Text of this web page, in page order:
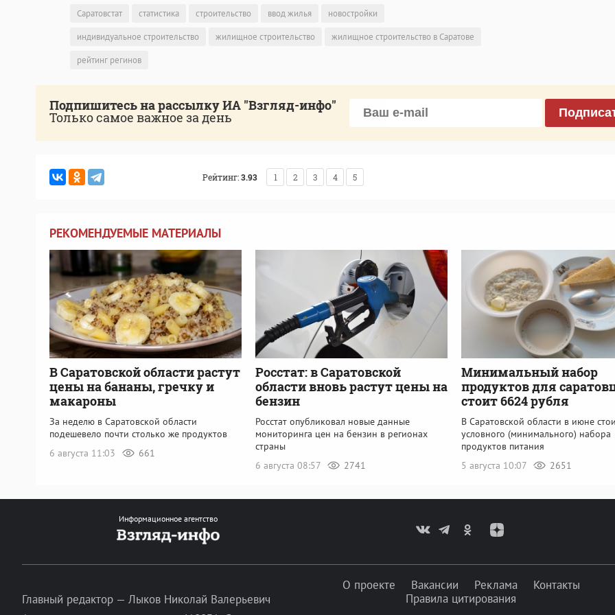
Саратовстат статистика строительство ввод жилья
новостройки
индивидуальное строительство
жилищное строительство
жилищное строительство в Саратове
рейтинг регинов
Подпишитесь на рассылку ИА "Взгляд-инфо"
Только самое важное за день
Рейтинг:3.93 1 2 3 4 5
РЕКОМЕНДУЕМЫЕ МАТЕРИАЛЫ
В Саратовской области растут
цены на бананы, гречку и
макароны
За неделю в Саратовской области
подешевело почти столько же продуктов
6 августа 11:03
661
Росстат: в Саратовской
области вновь растут цены на
бензин
Росстат опубликовал новые данные
мониторинга цен на бензин в регионах
страны
6 августа 08:57
2741
Минимальный набор
продуктов для
стоит 6624 рубля
В Саратовской области в июне
условного (минимального) набора
продуктов питания
5 августа 10:07
2651
Информационное агентство
Главный редактор — Лыков Николай Валерьевич
О проекте Вакансии Реклама
Контакты
Правила цитирования